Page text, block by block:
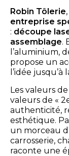
Robin Tôlerie,
entreprise
: découpe
assemblage.
l’aluminium,
propose un
l’idée jusqu’à
Les valeurs de
valeurs de «
authenticité,
esthétique.
un morceau
carrosserie,
raconte une